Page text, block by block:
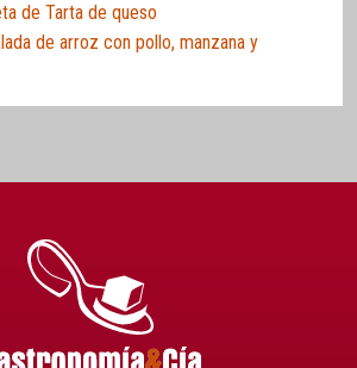
de Tarta de queso
de arroz con pollo, manzana y